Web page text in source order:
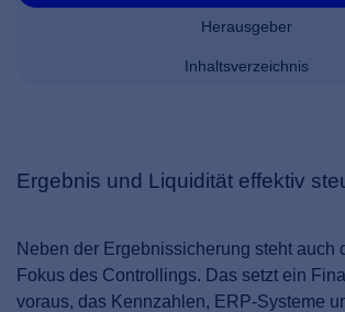
Herausgeber
Inhaltsverzeichnis
Ergebnis und Liquidität effektiv
Neben der Ergebnissicherung steht auch
Fokus des Controllings. Das setzt ein
voraus, das Kennzahlen, ERP-Systeme